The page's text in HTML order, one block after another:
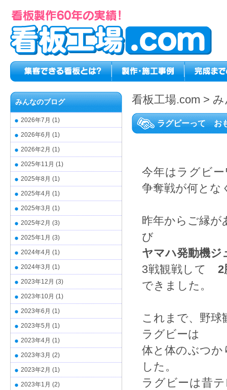
看板工場.com >
ラグビーって お
今年はラグビ
争奪戦が何とな
昨年からご縁が
び
ヤマハ発動機ジ
3戦観戦して 2
できました。
これまで、野
ラグビーは
体と体のぶつか
した。
ラグビーは昔
みんなのブログ
2026年7月 (1)
2026年6月 (1)
2026年2月 (1)
2025年11月 (1)
2025年8月 (1)
2025年4月 (1)
2025年3月 (1)
2025年2月 (3)
2025年1月 (3)
2024年4月 (1)
2024年3月 (1)
2023年12月 (3)
2023年10月 (1)
2023年6月 (1)
2023年5月 (1)
2023年4月 (1)
2023年3月 (2)
2023年2月 (1)
2023年1月 (2)